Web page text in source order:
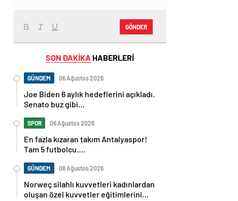
GÖNDER
SON DAKİKA HABERLERİ
GÜNDEM 06 Ağustos 2026
Joe Biden 6 aylık hedeflerini açıkladı.
Senato buz gibi…
SPOR 06 Ağustos 2026
En fazla kızaran takım Antalyaspor!
Tam 5 futbolcu….
GÜNDEM 06 Ağustos 2026
Norweç silahlı kuvvetleri kadınlardan
oluşan özel kuvvetler eğitimlerini